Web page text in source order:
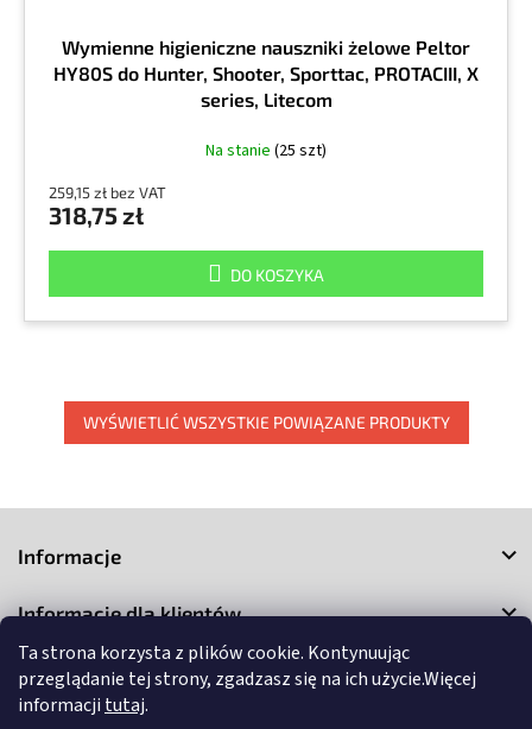
Ta strona korzysta z plików cookie. Kontynuując
przeglądanie tej strony, zgadzasz się na ich użycie.Więcej
informacji tutaj.
Wymienne higieniczne nauszniki żelowe Peltor
HY80S do Hunter, Shooter, Sporttac, PROTACIII, X
series, Litecom
Na stanie (25 szt)
259,15 zł bez VAT
318,75 zł
DO KOSZYKA
WYŚWIETLIĆ WSZYSTKIE POWIĄZANE PRODUKTY
k
Informacje
Informacje dla klientów
Kontakt